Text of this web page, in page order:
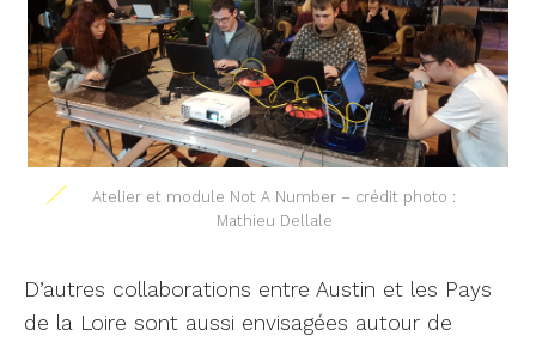
Atelier et module Not A Number – crédit photo :
Mathieu Dellale
D’autres collaborations entre Austin et les Pays
de la Loire sont aussi envisagées autour de